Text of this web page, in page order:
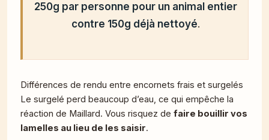
250g par personne pour un animal entier
contre 150g déjà nettoyé.
Différences de rendu entre encornets frais et surgelés
Le surgelé perd beaucoup d’eau, ce qui empêche la
réaction de Maillard. Vous risquez de faire bouillir vos
lamelles au lieu de les saisir.